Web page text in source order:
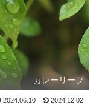
カレーリーフ
2024.06.10 2024.12.02